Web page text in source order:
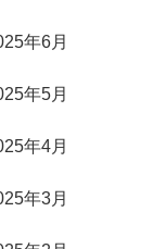
年6月
年5月
年4月
年3月